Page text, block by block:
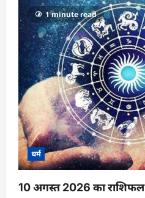
1 minute read
धर्म
10 अगस्त 2026 का राशिफल